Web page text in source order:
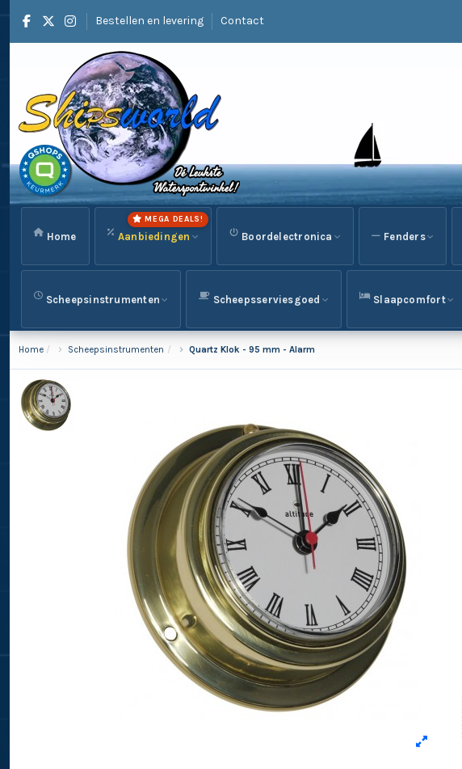
Bestellen en levering Contact
Home Aanbiedingen
MEGA DEALS!
Boordelectronica Fenders
Scheepsinstrumenten Scheepsserviesgoed Slaapcomfort
Home Scheepsinstrumenten Quartz Klok - 95 mm - Alarm